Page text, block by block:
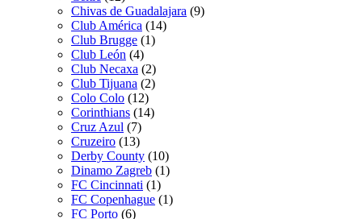
Chivas de Guadalajara (9)
Club América (14)
Club Brugge (1)
Club León (4)
Club Necaxa (2)
Club Tijuana (2)
Colo Colo (12)
Corinthians (14)
Cruz Azul (7)
Cruzeiro (13)
Derby County (10)
Dinamo Zagreb (1)
FC Cincinnati (1)
FC Copenhague (1)
FC Porto (6)